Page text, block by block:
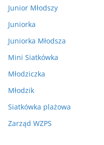
Junior Młodszy
Juniorka
Juniorka Młodsza
Mini Siatkówka
Młodziczka
Młodzik
Siatkówka plażowa
Zarząd WZPS